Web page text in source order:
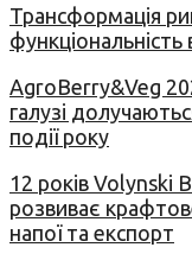
Трансформація
AgroBerry&Veg
галузі
події року
12 років Volynski
розвиває
напої та експорт